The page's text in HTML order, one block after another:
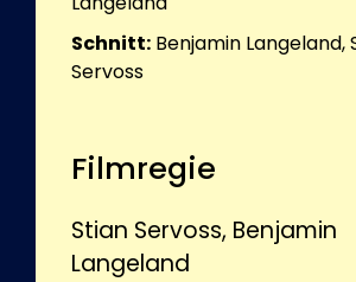
Schnitt: Benjamin Langeland,
Servoss
Filmregie
Stian Servoss, Benjamin
Langeland